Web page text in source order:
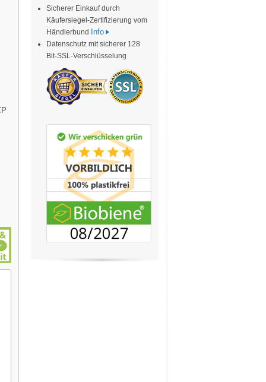
Sicherer Einkauf durch
Käufersiegel-Zertifizierung vom
Händlerbund
Info
Datenschutz mit sicherer 128
Bit-SSL-Verschlüsselung